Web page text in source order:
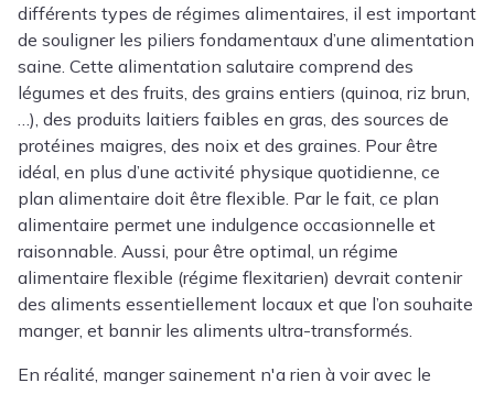
différents types de régimes alimentaires, il est important
de souligner les piliers fondamentaux d’une alimentation
saine. Cette alimentation salutaire comprend des
légumes et des fruits, des grains entiers (quinoa, riz brun,
…), des produits laitiers faibles en gras, des sources de
protéines maigres, des noix et des graines. Pour être
idéal, en plus d’une activité physique quotidienne, ce
plan alimentaire doit être flexible. Par le fait, ce plan
alimentaire permet une indulgence occasionnelle et
raisonnable. Aussi, pour être optimal, un régime
alimentaire flexible (régime flexitarien) devrait contenir
des aliments essentiellement locaux et que l’on souhaite
manger, et bannir les aliments ultra-transformés.
En réalité, manger sainement n'a rien à voir avec le